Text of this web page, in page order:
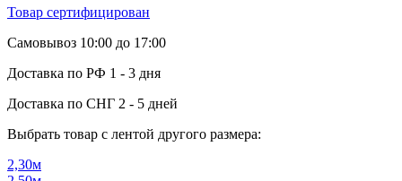
Товар сертифицирован
Самовывоз 10:00 до 17:00
Доставка по РФ 1 - 3 дня
Доставка по СНГ 2 - 5 дней
Выбрать товар с лентой другого размера:
2,30м